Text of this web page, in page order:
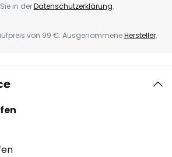
in derDatenschutzerklärung.
von 99 €. AusgenommeneHersteller.